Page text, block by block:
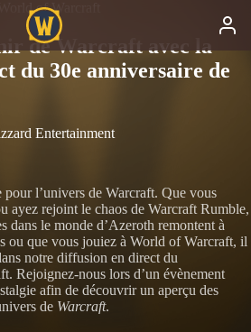
World of Warcraft
de Warcraft avec la
du 30e anniversaire de
Entertainment
pour l’univers de Warcraft. Que vous
ayez rejoint le chaos de Warcraft Rumble,
dans le monde d’Azeroth remontent à
ou que vous jouiez à World of Warcraft, il
notre diffusion en direct du
Rejoignez-nous lors d’un évènement
afin de découvrir un aperçu des
de Warcraft.